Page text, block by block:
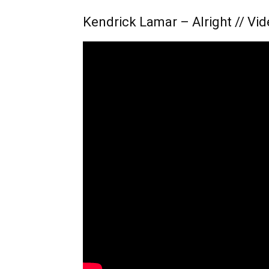
Kendrick Lamar – Alright //